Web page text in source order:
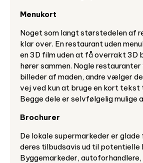
Menukort
Noget som langt størstedelen af
klar over. En restaurant uden
en 3D film uden at få overrakt 3D
hører sammen. Nogle
billeder af maden, andre vælger
vej ved kun at bruge en kort tekst
Begge dele er selvfølgelig mulige
Brochurer
De lokale supermarkeder er glade
deres tilbudsavis ud til potentielle
Byggemarkeder,